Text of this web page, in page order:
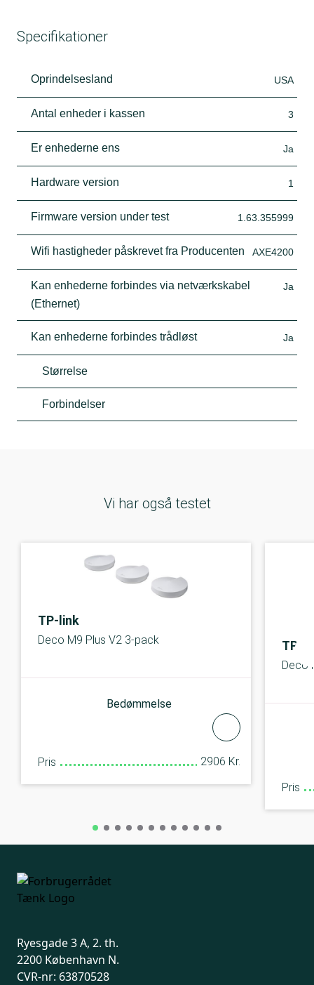
Specifikationer
Oprindelsesland USA
Antal enheder i kassen 3
Er enhederne ens Ja
Hardware version 1
Firmware version under test 1.63.355999
Wifi hastigheder påskrevet fra Producenten AXE4200
Kan enhederne forbindes via netværkskabel
(Ethernet)
Ja
Kan enhederne forbindes trådløst Ja
Størrelse
Forbindelser
Vi har også testet
TP-link
Deco M9 Plus V2 3-pack
Bedømmelse
Pris 2906 Kr.
TP-
Deco
Pris
Ryesgade 3 A, 2. th.
2200 København N.
CVR-nr: 63870528